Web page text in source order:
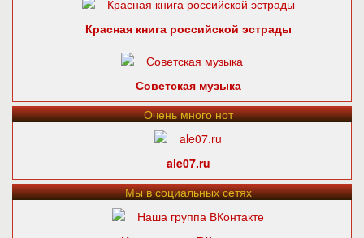
Красная книга российской эстрады
Советская музыка
Очень много нот
ale07.ru
Мы в социальных сетях